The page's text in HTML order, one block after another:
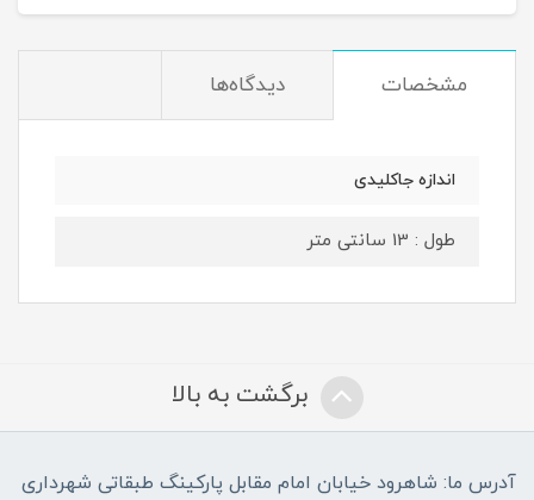
مشخصات دیدگاه‌ها
اندازه جاکلیدی
طول : 13 سانتی متر
برگشت به بالا
آدرس ما: شاهرود خیابان امام مقابل پارکینگ طبقاتی شهرداری